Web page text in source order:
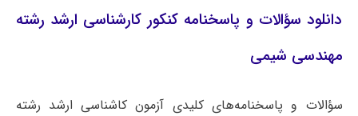
دانلود سؤالات و پاسخنامه کنکور کارشناسی ارشد رشته
مهندسی شیمی
سؤالات و پاسخنامه‌های کلیدی آزمون کاشناسی ارشد رشته